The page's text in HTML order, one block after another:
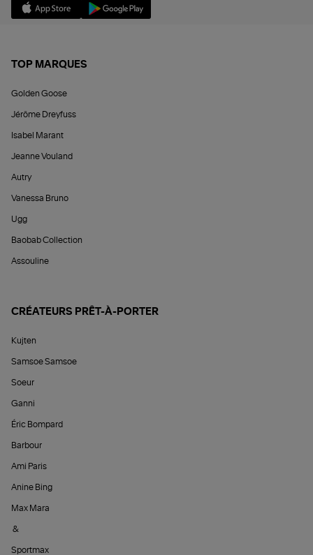
TOP MARQUES
Golden Goose
Jérôme Dreyfuss
Isabel Marant
Jeanne Vouland
Autry
Vanessa Bruno
Ugg
Baobab Collection
Assouline
CRÉATEURS PRÊT-À-PORTER
Kujten
Samsoe Samsoe
Soeur
Ganni
Éric Bompard
Barbour
Ami Paris
Anine Bing
Max Mara
&
Sportmax